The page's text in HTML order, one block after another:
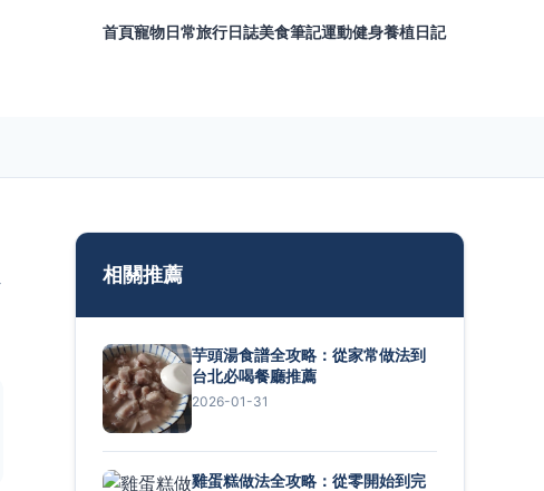
首頁寵物日常旅行日誌美食筆記運動健身養植日記
相關推薦
芋頭湯食譜全攻略：從家常做法到
台北必喝餐廳推薦
2026-01-31
雞蛋糕做法全攻略：從零開始到完